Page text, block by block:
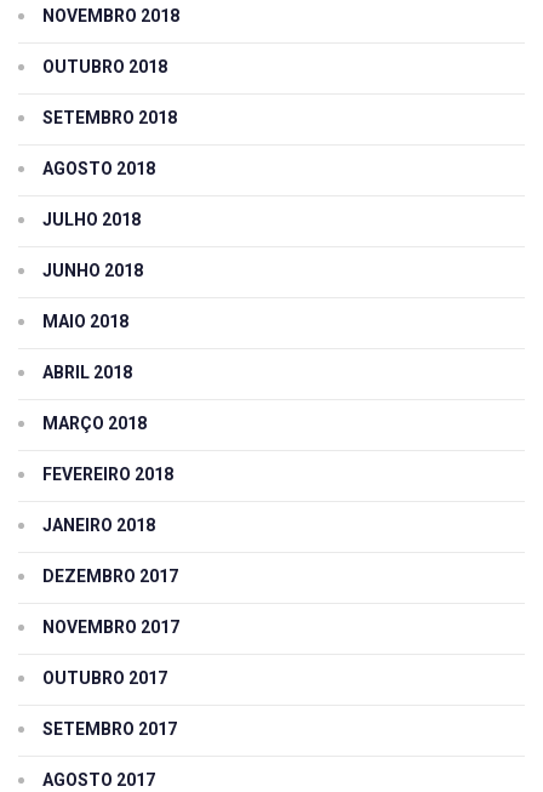
NOVEMBRO 2018
OUTUBRO 2018
SETEMBRO 2018
AGOSTO 2018
JULHO 2018
JUNHO 2018
MAIO 2018
ABRIL 2018
MARÇO 2018
FEVEREIRO 2018
JANEIRO 2018
DEZEMBRO 2017
NOVEMBRO 2017
OUTUBRO 2017
SETEMBRO 2017
AGOSTO 2017